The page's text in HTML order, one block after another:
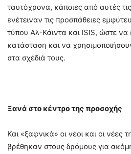
ταυτόχρονα, κάποιες από αυτές
ενέτειναν τις προσπάθειες
τύπου Αλ-Κάιντα και ISIS, ώστε
κατάσταση και να
στα σχέδιά τους.
Ξανά στο κέντρο της προσοχής
Και «ξαφνικά» οι νέοι και οι νέες
βρέθηκαν στους δρόμους για